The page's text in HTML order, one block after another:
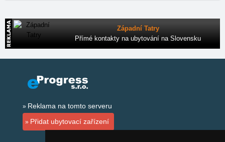
Západní Tatry
Přímé kontakty na ubytování na Slovensku
Reklama na tomto serveru
Přidat ubytovací zařízení